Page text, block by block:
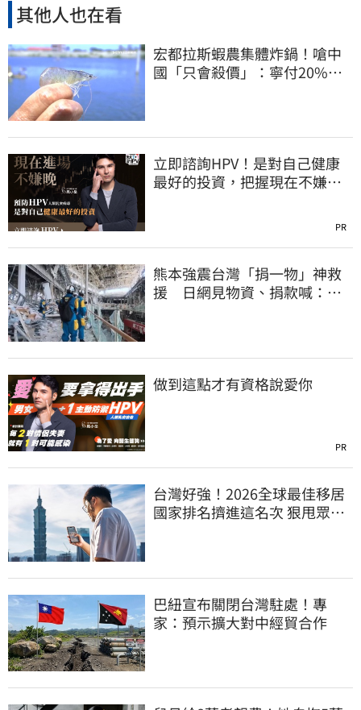
其他人也在看
宏都拉斯蝦農集體炸鍋！嗆中
國「只會殺價」：寧付20%關
立即諮詢HPV！是對自己健康
最好的投資，把握現在不嫌
PR
熊本強震台灣「捐一物」神救
援 日網見物資、捐款喊：比
做到這點才有資格說愛你
PR
台灣好強！2026全球最佳移居
國家排名擠進這名次 狠甩眾多
巴紐宣布關閉台灣駐處！專
家：預示擴大對中經貿合作